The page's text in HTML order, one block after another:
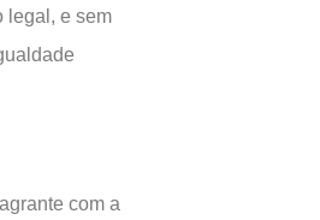
legal, e sem
com a